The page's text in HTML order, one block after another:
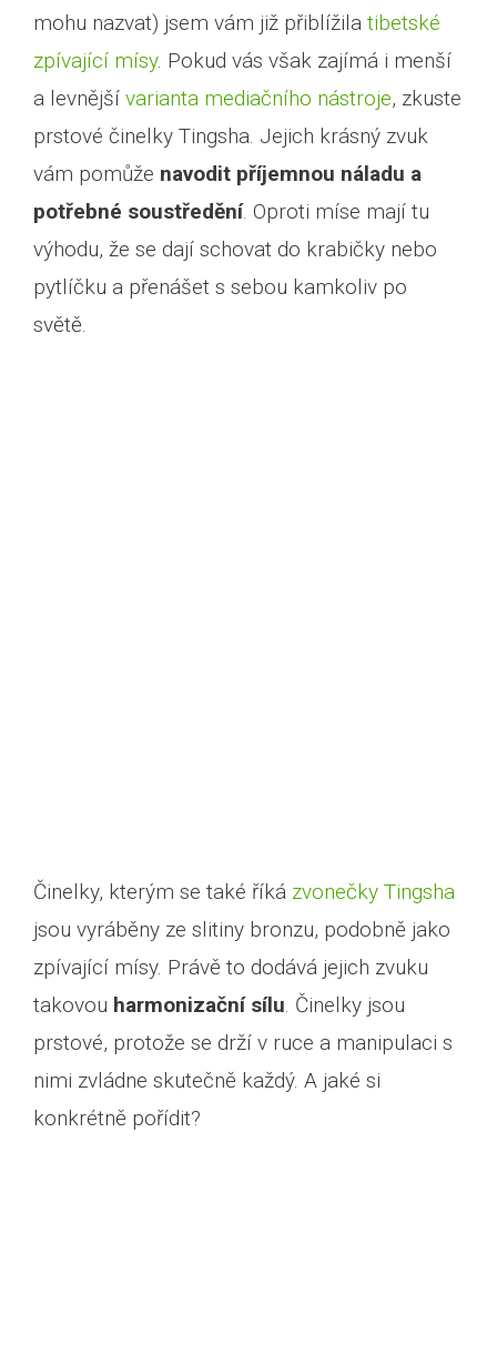
mohu nazvat) jsem vám již přiblížila tibetské
zpívající mísy. Pokud vás však zajímá i menší
a levnější varianta mediačního nástroje, zkuste
prstové činelky Tingsha. Jejich krásný zvuk
vám pomůže navodit příjemnou náladu a
potřebné soustředění. Oproti míse mají tu
výhodu, že se dají schovat do krabičky nebo
pytlíčku a přenášet s sebou kamkoliv po
světě.
Činelky, kterým se také říká zvonečky Tingsha
jsou vyráběny ze slitiny bronzu, podobně jako
zpívající mísy. Právě to dodává jejich zvuku
takovou harmonizační sílu. Činelky jsou
prstové, protože se drží v ruce a manipulaci s
nimi zvládne skutečně každý. A jaké si
konkrétně pořídit?